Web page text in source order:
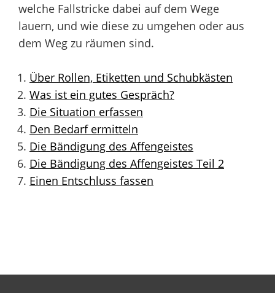
welche Fallstricke dabei auf dem Wege
lauern, und wie diese zu umgehen oder aus
dem Weg zu räumen sind.
Über Rollen, Etiketten und Schubkästen
Was ist ein gutes Gespräch?
Die Situation erfassen
Den Bedarf ermitteln
Die Bändigung des Affengeistes
Die Bändigung des Affengeistes Teil 2
Einen Entschluss fassen